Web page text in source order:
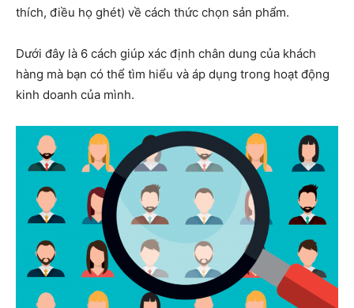
thích, điều họ ghét) về cách thức chọn sản phẩm.
Dưới đây là 6 cách giúp xác định chân dung của khách
hàng mà bạn có thể tìm hiểu và áp dụng trong hoạt động
kinh doanh của mình.